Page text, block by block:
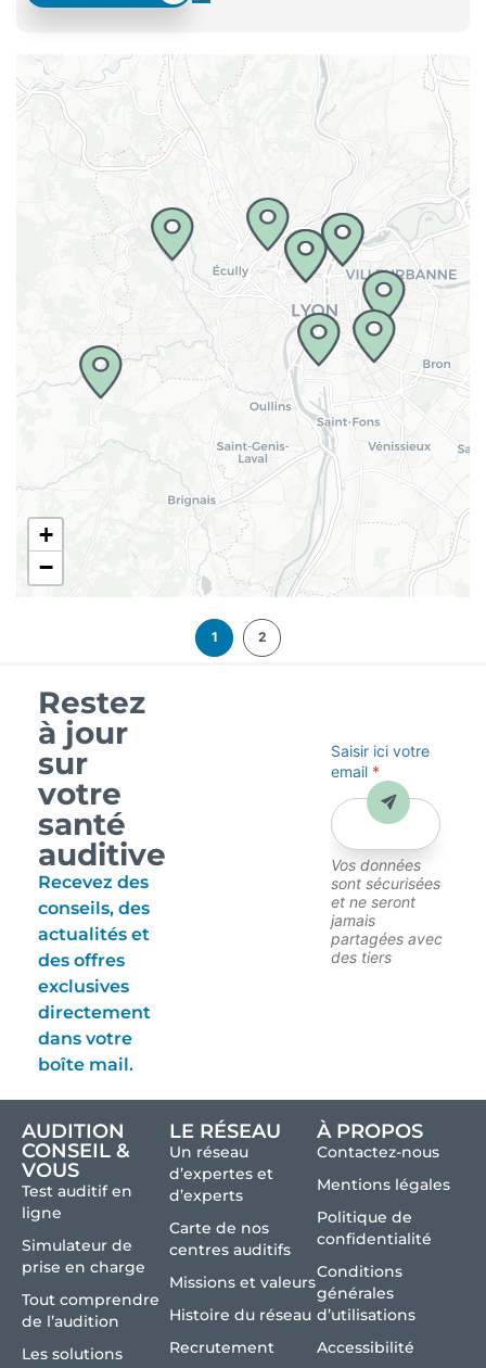
1 2
+
−
Restez
à jour
sur
votre
santé
auditive
Recevez des
conseils, des
actualités et
des offres
exclusives
directement
dans votre
boîte mail.
Saisir ici votre
email *
Vos données
sont sécurisées
et ne seront
jamais
partagées avec
des tiers
Envoyer
AUDITION
CONSEIL &
VOUS
Test auditif en
ligne
Simulateur de
prise en charge
Tout comprendre
de l’audition
Les solutions
LE RÉSEAU
Un réseau
d’expertes et
d’experts
Carte de nos
centres auditifs
Missions et valeurs
Histoire du réseau
Recrutement
À PROPOS
Contactez-nous
Mentions légales
Politique de
confidentialité
Conditions
générales
d’utilisations
Accessibilité